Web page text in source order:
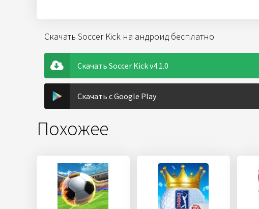
Скачать Soccer Kick на андроид бесплатно
Скачать Soccer Kick v4.1.0
Скачать с Google Play
Похожее